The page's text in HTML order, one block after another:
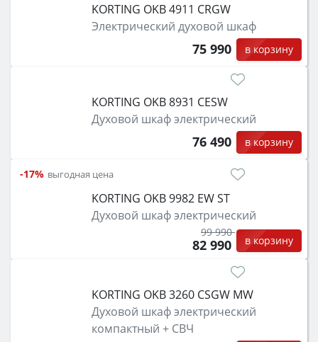
KORTING OKB 4911 CRGW
Электрический духовой шкаф
75 990 в корзину
KORTING OKB 8931 CESW
Духовой шкаф электрический
76 490 в корзину
-17% выгодная цена
KORTING OKB 9982 EW ST
Духовой шкаф электрический
99 990
82 990 в корзину
KORTING OKB 3260 CSGW MW
Духовой шкаф электрический
компактный + СВЧ